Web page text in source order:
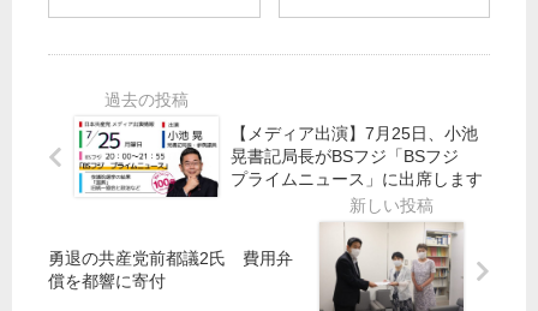
東
区
選
小
添
挙
さ
ふ
氏
擁
続
う
【メディア出演】7月25日、小池
晃書記局長がBSフジ「BSフジ
プライムニュース」に出席します
勇退の共産党前都議2氏 費用弁
償を都響に寄付